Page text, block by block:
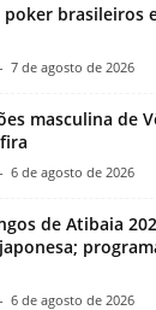
brasileiros
- 7 de agosto de 2026
masculina de
- 6 de agosto de 2026
de Atibaia
- 6 de agosto de 2026